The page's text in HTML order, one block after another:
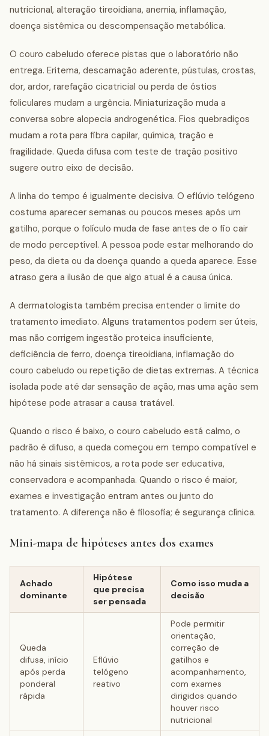
nutricional, alteração tireoidiana, anemia, inflamação,
doença sistêmica ou descompensação metabólica.
O couro cabeludo oferece pistas que o laboratório não
entrega. Eritema, descamação aderente, pústulas, crostas,
dor, ardor, rarefação cicatricial ou perda de óstios
foliculares mudam a urgência. Miniaturização muda a
conversa sobre alopecia androgenética. Fios quebradiços
mudam a rota para fibra capilar, química, tração e
fragilidade. Queda difusa com teste de tração positivo
sugere outro eixo de decisão.
A linha do tempo é igualmente decisiva. O eflúvio telógeno
costuma aparecer semanas ou poucos meses após um
gatilho, porque o folículo muda de fase antes de o fio cair
de modo perceptível. A pessoa pode estar melhorando do
peso, da dieta ou da doença quando a queda aparece. Esse
atraso gera a ilusão de que algo atual é a causa única.
A dermatologista também precisa entender o limite do
tratamento imediato. Alguns tratamentos podem ser úteis,
mas não corrigem ingestão proteica insuficiente,
deficiência de ferro, doença tireoidiana, inflamação do
couro cabeludo ou repetição de dietas extremas. A técnica
isolada pode até dar sensação de ação, mas uma ação sem
hipótese pode atrasar a causa tratável.
Quando o risco é baixo, o couro cabeludo está calmo, o
padrão é difuso, a queda começou em tempo compatível e
não há sinais sistêmicos, a rota pode ser educativa,
conservadora e acompanhada. Quando o risco é maior,
exames e investigação entram antes ou junto do
tratamento. A diferença não é filosofia; é segurança clínica.
Mini-mapa de hipóteses antes dos exames
Achado
dominante
Hipótese
que precisa
ser pensada
Como isso muda a
decisão
Queda
difusa, início
após perda
ponderal
rápida
Eflúvio
telógeno
reativo
Pode permitir
orientação,
correção de
gatilhos e
acompanhamento,
com exames
dirigidos quando
houver risco
nutricional